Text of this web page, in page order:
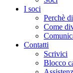
I soci
Perchè
Come
Contatti
Scrivici
Blocco